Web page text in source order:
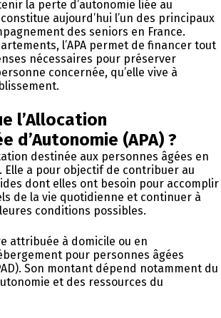
la perte d’autonomie liée au
aujourd’hui l’un des principaux
des seniors en France.
l’APA permet de financer tout
nécessaires pour préserver
concernée, qu’elle vive à
l’Allocation
d’Autonomie (APA) ?
destinée aux personnes âgées en
Elle a pour objectif de contribuer au
dont elles ont besoin pour accomplir
de la vie quotidienne et continuer à
conditions possibles.
attribuée à domicile ou en
pour personnes âgées
Son montant dépend notamment du
et des ressources du